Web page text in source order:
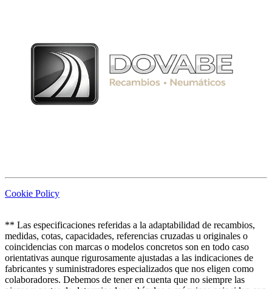
Cookie Policy
** Las especificaciones referidas a la adaptabilidad de recambios,
medidas, cotas, capacidades, referencias cruzadas u originales o
coincidencias con marcas o modelos concretos son en todo caso
orientativas aunque rigurosamente ajustadas a las indicaciones de
fabricantes y suministradores especializados que nos eligen como
colaboradores. Debemos de tener en cuenta que no siempre las